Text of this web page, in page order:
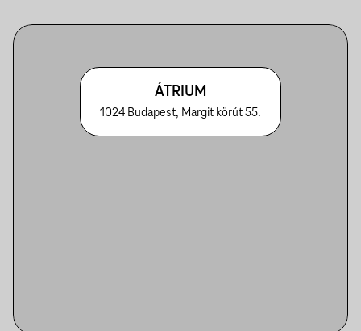
ÁTRIUM
1024 Budapest, Margit körút 55.